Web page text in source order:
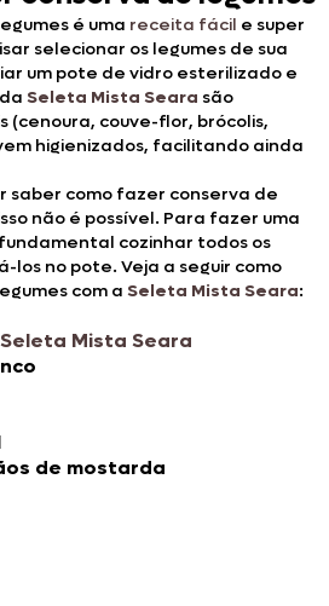
é uma receita fácil e super
selecionar os legumes de sua
um pote de vidro esterilizado e
Seleta Mista Seara são
(cenoura, couve-flor, brócolis,
higienizados, facilitando ainda
saber como fazer conserva de
não é possível. Para fazer uma
cozinhar todos os
no pote. Veja a seguir como
com a Seleta Mista Seara:
Seleta Mista Seara
de mostarda